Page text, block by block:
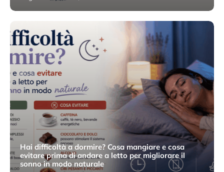
25 Maggio 2026
Hai difficoltà a dormire? Cosa mangiare e cosa
evitare prima di andare a letto per migliorare il
sonno in modo naturale